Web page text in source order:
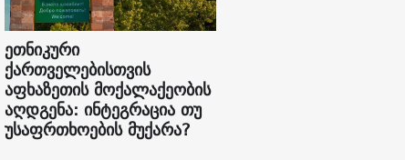
ეთნიკური
ქართველებისთვის
აფხაზეთის მოქალაქეობის
აღდგენა: ინტეგრაცია თუ
უსაფრთხოების მუქარა?